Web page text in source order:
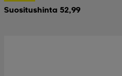
Suositushinta 52,99